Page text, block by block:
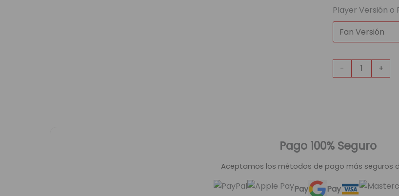
Player Versión o
- +
Pago 100% Seguro
Aceptamos los métodos de pago más seguros
Pay Pay